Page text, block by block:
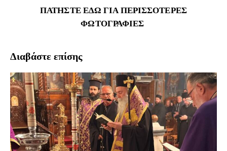
ΠΑΤΗΣΤΕ ΕΔΩ ΓΙΑ ΠΕΡΙΣΣΟΤΕΡΕΣ
ΦΩΤΟΓΡΑΦΙΕΣ
Διαβάστε επίσης